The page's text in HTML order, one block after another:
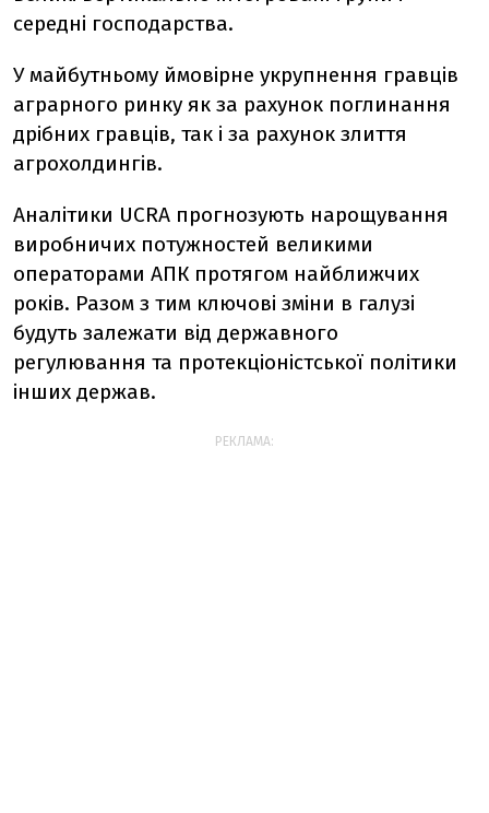
середні господарства.
У майбутньому ймовірне укрупнення гравців
аграрного ринку як за рахунок поглинання
дрібних гравців, так і за рахунок злиття
агрохолдингів.
Аналітики UCRA прогнозують нарощування
виробничих потужностей великими
операторами АПК протягом найближчих
років. Разом з тим ключові зміни в галузі
будуть залежати від державного
регулювання та протекціоністської політики
інших держав.
РЕКЛАМА: